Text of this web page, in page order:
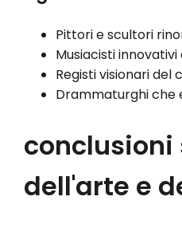
Pittori e scultori
Musiacisti innovativi
Registi visionari
Drammaturghi che
conclusioni
dell'arte e